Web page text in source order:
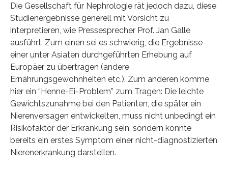
Die Gesellschaft für Nephrologie rät jedoch dazu, diese
Studienergebnisse generell mit Vorsicht zu
interpretieren, wie Pressesprecher Prof. Jan Galle
ausführt. Zum einen sei es schwierig, die Ergebnisse
einer unter Asiaten durchgeführten Erhebung auf
Europäer zu übertragen (andere
Ernährungsgewohnheiten etc.). Zum anderen komme
hier ein “Henne-Ei-Problem” zum Tragen: Die leichte
Gewichtszunahme bei den Patienten, die später ein
Nierenversagen entwickelten, muss nicht unbedingt ein
Risikofaktor der Erkrankung sein, sondern könnte
bereits ein erstes Symptom einer nicht-diagnostizierten
Nierenerkrankung darstellen.